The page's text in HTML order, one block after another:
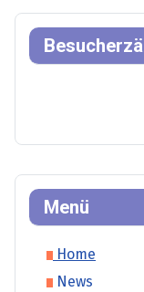
Menü
Home
News